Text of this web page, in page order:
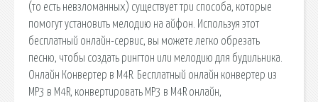
(то есть невзломанных) существует три способа, которые
помогут установить мелодию на айфон. Используя этот
бесплатный онлайн-сервис, вы можете легко обрезать
песню, чтобы создать рингтон или мелодию для будильника.
Онлайн Конвертер в M4R. Бесплатный онлайн конвертер из
MP3 в M4R, конвертировать MP3 в M4R онлайн,